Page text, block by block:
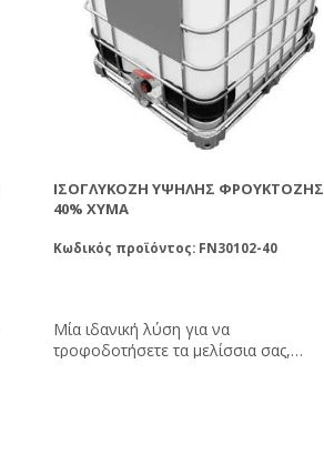
ΙΣΟΓΛΥΚΌΖΗ ΥΨΗΛΉΣ ΦΡΟΥΚΤΌΖΗΣ
40% ΧΎΜΑ
Κωδικός προϊόντος: FN30102-40
Μία ιδανική λύση για να
τροφοδοτήσετε τα μελίσσια σας,